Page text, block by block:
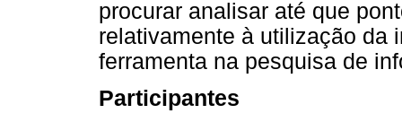
procurar analisar até que
relativamente à utilização da
ferramenta na pesquisa de
Participantes